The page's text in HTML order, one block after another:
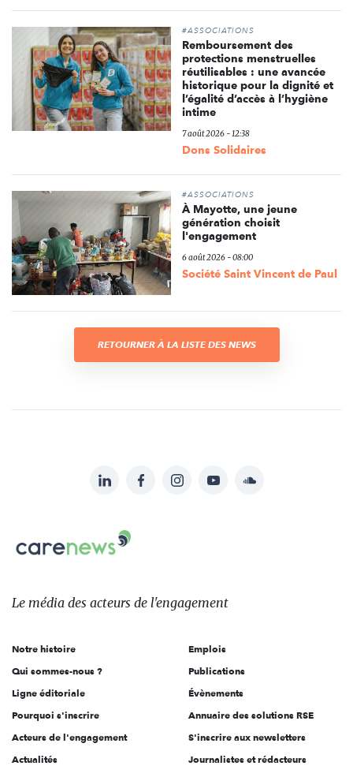
#ASSOCIATIONS
Remboursement des
protections menstruelles
réutilisables : une avancée
historique pour la dignité et
l’égalité d’accès à l’hygiène
intime
7 août 2026 - 12:38
Dons Solidaires
#ASSOCIATIONS
À Mayotte, une jeune
génération choisit
l'engagement
6 août 2026 - 08:00
Société Saint Vincent de Paul
RETOURNER À LA LISTE DES NEWS
sur:
LinkedInFacebookInstagramYouTubeSoundcloud
Carenews,
Le
des
l'engagement
Le média des acteurs de l'engagement
Notre histoire
Qui sommes-nous ?
Ligne éditoriale
Pourquoi s'inscrire
Acteurs de l'engagement
Actualités
Emplois
Publications
Évènements
Annuaire des solutions RSE
S'inscrire aux newsletters
Journalistes et rédacteurs